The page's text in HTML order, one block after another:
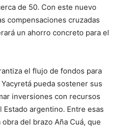
de 50. Con este nuevo
compensaciones cruzadas
un ahorro concreto para el
el flujo de fondos para
pueda sostener sus
inversiones con recursos
argentino. Entre esas
del brazo Aña Cuá, que